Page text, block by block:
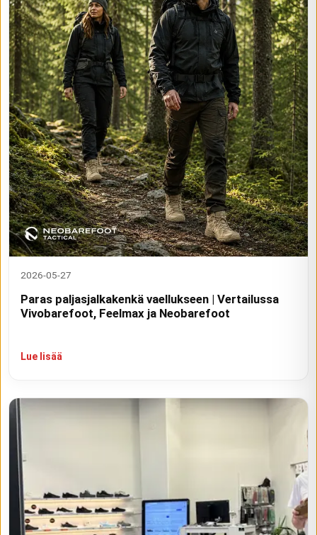
2026-05-27
Paras paljasjalkakenkä vaellukseen | Vertailussa
Vivobarefoot, Feelmax ja Neobarefoot
Lue lisää